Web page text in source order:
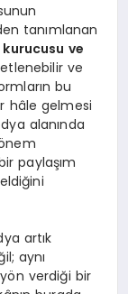
tanımlanan
kurucusu ve
ve
bu
hâle gelmesi
alanında
paylaşım
artık
aynı
verdiği bir